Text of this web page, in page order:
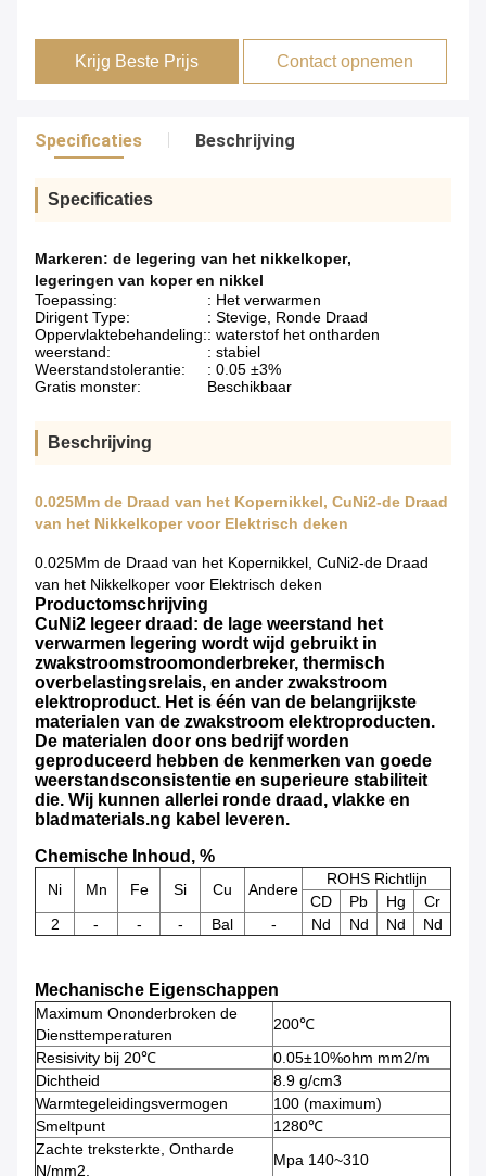
Krijg Beste Prijs Contact opnemen
Specificaties Beschrijving
Specificaties
Markeren: de legering van het nikkelkoper,
legeringen van koper en nikkel
Toepassing:
: Het verwarmen
Dirigent Type:
: Stevige, Ronde Draad
Oppervlaktebehandeling:: waterstof het ontharden
weerstand:
: stabiel
Weerstandstolerantie:
: 0.05 ±3%
Gratis monster:
Beschikbaar
Beschrijving
0.025Mm de Draad van het Kopernikkel, CuNi2-de Draad
van het Nikkelkoper voor Elektrisch deken
0.025Mm de Draad van het Kopernikkel, CuNi2-de Draad
van het Nikkelkoper voor Elektrisch deken
Productomschrijving
CuNi2 legeer draad: de lage weerstand het
verwarmen legering wordt wijd gebruikt in
zwakstroomstroomonderbreker, thermisch
overbelastingsrelais, en ander zwakstroom
elektroproduct. Het is één van de belangrijkste
materialen van de zwakstroom elektroproducten.
De materialen door ons bedrijf worden
geproduceerd hebben de kenmerken van goede
weerstandsconsistentie en superieure stabiliteit
die. Wij kunnen allerlei ronde draad, vlakke en
bladmaterials.ng kabel leveren.
Chemische Inhoud, %
Ni Mn Fe Si Cu Andere
ROHS Richtlijn
CD
Pb Hg
Cr
2
- - - Bal - Nd Nd Nd Nd
Mechanische Eigenschappen
Maximum Ononderbroken de
Diensttemperaturen
200℃
Resisivity bij 20℃
0.05±10%ohm mm2/m
Dichtheid
8.9 g/cm3
Warmtegeleidingsvermogen
100 (maximum)
Smeltpunt
1280℃
Zachte treksterkte, Ontharde
N/mm2,
Mpa 140~310